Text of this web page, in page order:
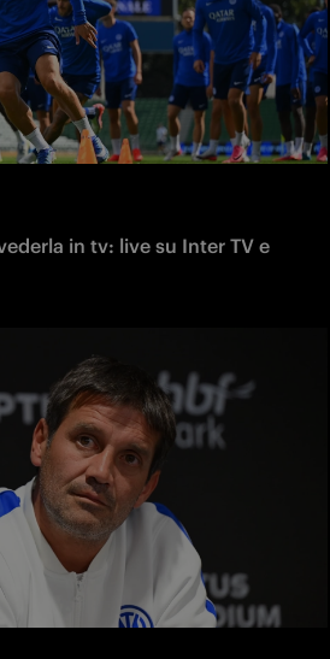
in tv: live su Inter TV e